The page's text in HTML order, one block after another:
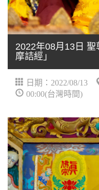
2022年08月13日
摩詰經」
日期：2022/08/13
00:00(台灣時間)